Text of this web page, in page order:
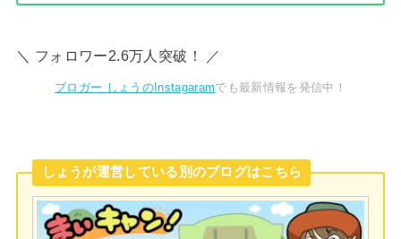
＼ フォロワー2.6万人突破！ ／
ブロガー しょうのInstagaramでも最新情報を発信中！
しょうが運営している別のブログはこちら